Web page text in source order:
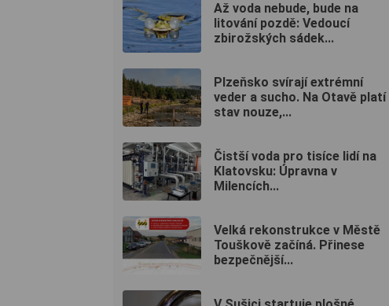
Až voda nebude, bude na
litování pozdě: Vedoucí
zbirožských sádek...
Plzeňsko svírají extrémní
veder a sucho. Na Otavě platí
stav nouze,...
Čistší voda pro tisíce lidí na
Klatovsku: Úpravna v
Milencích...
Velká rekonstrukce v Městě
Touškově začíná. Přinese
bezpečnější...